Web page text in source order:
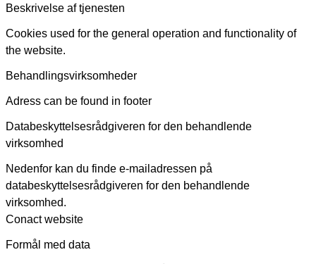
Beskrivelse af tjenesten
Cookies used for the general operation and functionality of
the website.
Behandlingsvirksomheder
Adress can be found in footer
Databeskyttelsesrådgiveren for den behandlende
virksomhed
Nedenfor kan du finde e-mailadressen på
databeskyttelsesrådgiveren for den behandlende
virksomhed.
Conact website
Formål med data